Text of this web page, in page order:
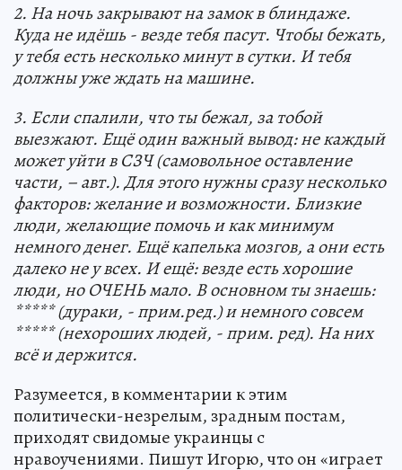
2. На ночь закрывают на замок в блиндаже.
Куда не идёшь - везде тебя пасут. Чтобы бежать,
у тебя есть несколько минут в сутки. И тебя
должны уже ждать на машине.
3. Если спалили, что ты бежал, за тобой
выезжают. Ещё один важный вывод: не каждый
может уйти в СЗЧ (самовольное оставление
части, – авт.). Для этого нужны сразу несколько
факторов: желание и возможности. Близкие
люди, желающие помочь и как минимум
немного денег. Ещё капелька мозгов, а они есть
далеко не у всех. И ещё: везде есть хорошие
люди, но ОЧЕНЬ мало. В основном ты знаешь:
***** (дураки, - прим.ред.) и немного совсем
***** (нехороших людей, - прим. ред). На них
всё и держится.
Разумеется, в комментарии к этим
политически-незрелым, зрадным постам,
приходят свидомые украинцы с
нравоучениями. Пишут Игорю, что он «играет